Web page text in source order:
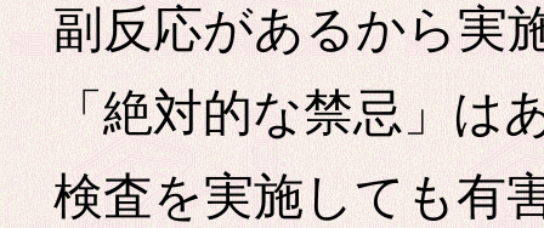
副反応があるから実
「絶対的な禁忌」は
検査を実施しても有